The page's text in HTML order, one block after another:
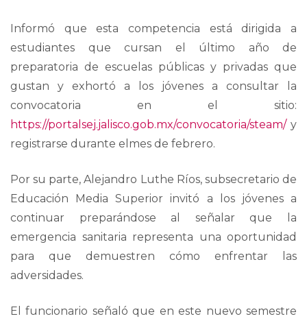
Informó que esta competencia está dirigida a
estudiantes que cursan el último año de
preparatoria de escuelas públicas y privadas que
gustan y exhortó a los jóvenes a consultar la
convocatoria en el sitio:
https://portalsej.jalisco.gob.mx/convocatoria/steam/y
registrarse durante elmes de febrero.
Por su parte, Alejandro Luthe Ríos, subsecretario de
Educación Media Superior invitó a los jóvenes a
continuar preparándose al señalar que la
emergencia sanitaria representa una oportunidad
para que demuestren cómo enfrentar las
adversidades.
El funcionario señaló que en este nuevo semestre